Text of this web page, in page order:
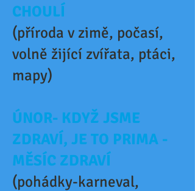
CHOULÍ
(příroda v zimě, počasí,
volně žijící zvířata, ptáci,
mapy)
ÚNOR- KDYŽ JSME
ZDRAVÍ, JE TO PRIMA -
MĚSÍC ZDRAVÍ
(pohádky-karneval,